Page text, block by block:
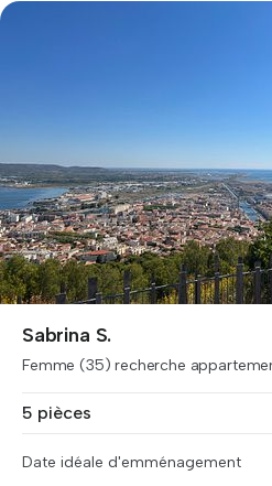
Sabrina S.
Femme (35) recherche
5 pièces
Date idéale d'emménagement